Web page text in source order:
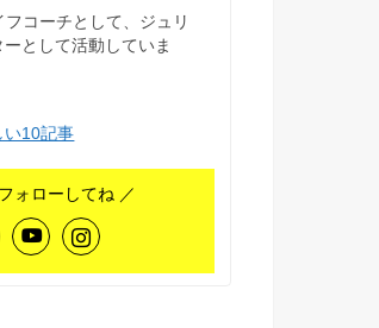
コーチとして、ジュリ
として活動していま
い10記事
ォローしてね ／